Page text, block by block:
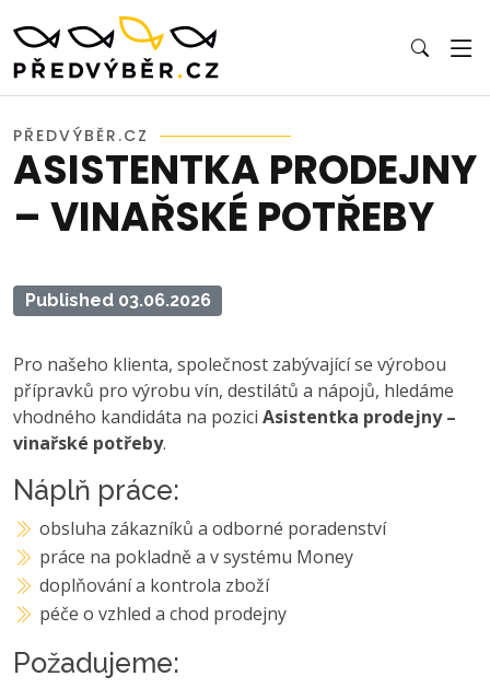
PŘEDVÝBĚR.CZ
ASISTENTKA PRODEJNY
– VINAŘSKÉ POTŘEBY
Published 03.06.2026
Pro našeho klienta, společnost zabývající se výrobou
přípravků pro výrobu vín, destilátů a nápojů, hledáme
vhodného kandidáta na pozici Asistentka prodejny –
vinařské potřeby.
Náplň práce:
obsluha zákazníků a odborné poradenství
práce na pokladně a v systému Money
doplňování a kontrola zboží
péče o vzhled a chod prodejny
Požadujeme: